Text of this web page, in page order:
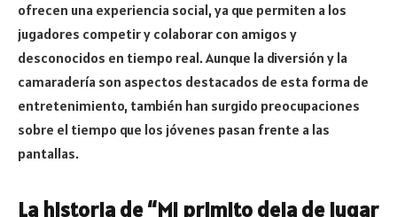
ofrecen una experiencia social, ya que permiten a los
jugadores competir y colaborar con amigos y
desconocidos en tiempo real. Aunque la diversión y la
camaradería son aspectos destacados de esta forma de
entretenimiento, también han surgido preocupaciones
sobre el tiempo que los jóvenes pasan frente a las
pantallas.
La historia de “Mi primito deja de jugar